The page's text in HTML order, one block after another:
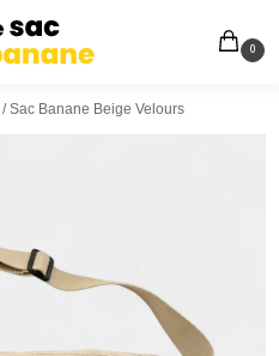
0
/Sac Banane Beige Velours